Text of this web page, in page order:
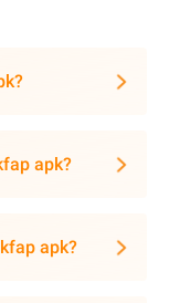
apk?
apk?